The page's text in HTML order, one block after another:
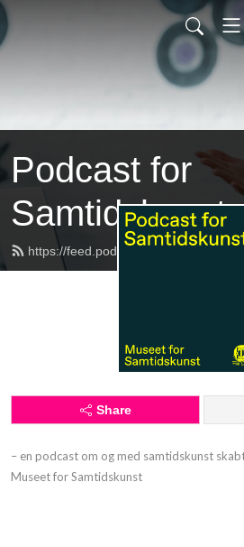
Podcast for
Samtidskunst
https://feed.podbean.com/
Share
– en podcast om og med samtidskunst
Museet for Samtidskunst